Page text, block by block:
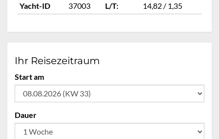
Yacht-ID
37003 L/T: 14,82 / 1,35
Ihr Reisezeitraum
Start am
Dauer